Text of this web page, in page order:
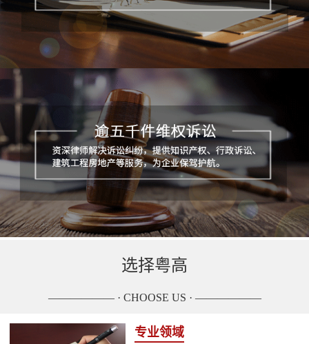
选择粤高
—————— · CHOOSE US · ——————
专业领域